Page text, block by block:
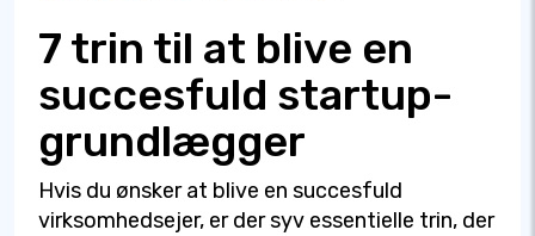
7 trin til at blive en
succesfuld startup-
grundlægger
Hvis du ønsker at blive en succesfuld
virksomhedsejer, er der syv essentielle trin, der